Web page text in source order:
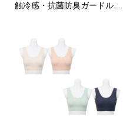
触冷感・抗菌防臭ガードル...